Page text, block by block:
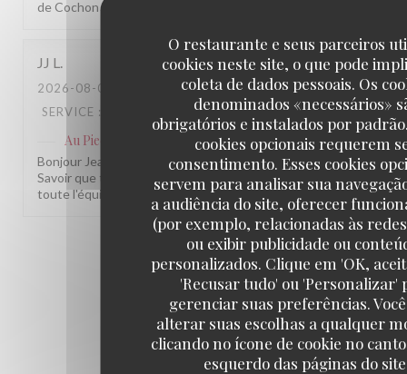
O restaurante e seus parceiros
cookies neste site, o que pode
coleta de dados pessoais. Os
denominados «necessários»
obrigatórios e instalados por
cookies opcionais requerem
consentimento. Esses cookies
servem para analisar sua
a audiência do site, oferecer
(por exemplo, relacionadas às
ou exibir publicidade ou
personalizados. Clique em 'OK,
'Recusar tudo' ou 'Personalizar'
gerenciar suas preferências.
alterar suas escolhas a qualquer
clicando no ícone de cookie no
esquerdo das páginas do
de Cochon
JJ L
2026-08-07
- 12:30 - GUESTS 3
SERVICE : AMBIENCE: 5/5 MENU: 5/5 QUALITY_PRICE
Au Pied de Cochon
has responded to the review
Bonjour Jean Jacques, Merci pour cette belle note, ça nous fait
Savoir que tout a été à la hauteur, du service à l'assiette, c'est
toute l'équipe. À très bientôt parmi nous ! L'équipe du Au Pied
1 2 3